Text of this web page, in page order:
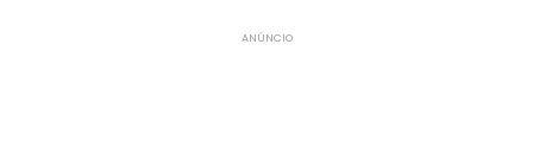
ANÚNCIO